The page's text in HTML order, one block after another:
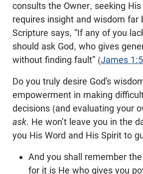
consults the Owner, seeking
requires insight and wisdom far
Scripture says, “If any of you
should ask God, who gives
without finding fault” (James 1:5
Do you truly desire God’s
empowerment in making
decisions (and evaluating your
ask. He won’t leave you in the
you His Word and His Spirit to
And you shall remember the
for it is He who gives you